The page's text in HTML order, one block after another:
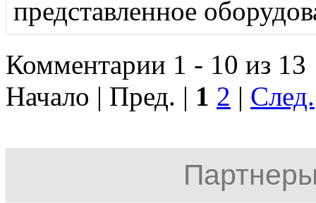
представленное
Комментарии 1 - 10 из 13
Начало | Пред. | 1 2 | След.